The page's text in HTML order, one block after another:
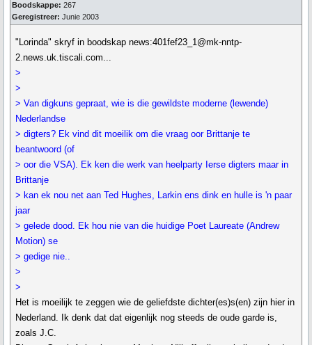
Boodskappe: 267
Geregistreer: Junie 2003
"Lorinda" skryf in boodskap news:401fef23_1@mk-nntp-
2.news.uk.tiscali.com...
>
>
> Van digkuns gepraat, wie is die gewildste moderne (lewende)
Nederlandse
> digters? Ek vind dit moeilik om die vraag oor Brittanje te
beantwoord (of
> oor die VSA). Ek ken die werk van heelparty Ierse digters maar in
Brittanje
> kan ek nou net aan Ted Hughes, Larkin ens dink en hulle is 'n paar
jaar
> gelede dood. Ek hou nie van die huidige Poet Laureate (Andrew
Motion) se
> gedige nie..
>
>
Het is moeilijk te zeggen wie de geliefdste dichter(es)s(en) zijn hier in
Nederland. Ik denk dat dat eigenlijk nog steeds de oude garde is,
zoals J.C.